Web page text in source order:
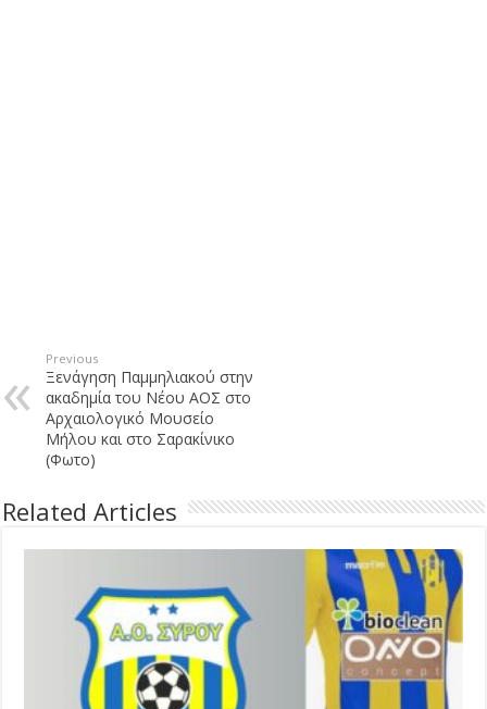
Previous
Ξενάγηση Παμμηλιακού στην
ακαδημία του Νέου ΑΟΣ στο
Αρχαιολογικό Μουσείο
Μήλου και στο Σαρακίνικο
(Φωτο)
Related Articles